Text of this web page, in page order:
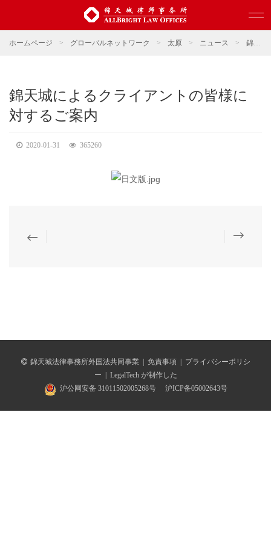
ホームページ > グローバルネットワーク > 太原 > ニュース > 錦天城ニュース
錦天城によるクライアントの皆様に
対するご案内
2020-01-31 365260
錦天城法律事務所外国法共同事業 免責事項
プライバシーポリシ
ー
LegalTech が制作した
沪公网安备 31011502005268号
沪ICP备05002643号